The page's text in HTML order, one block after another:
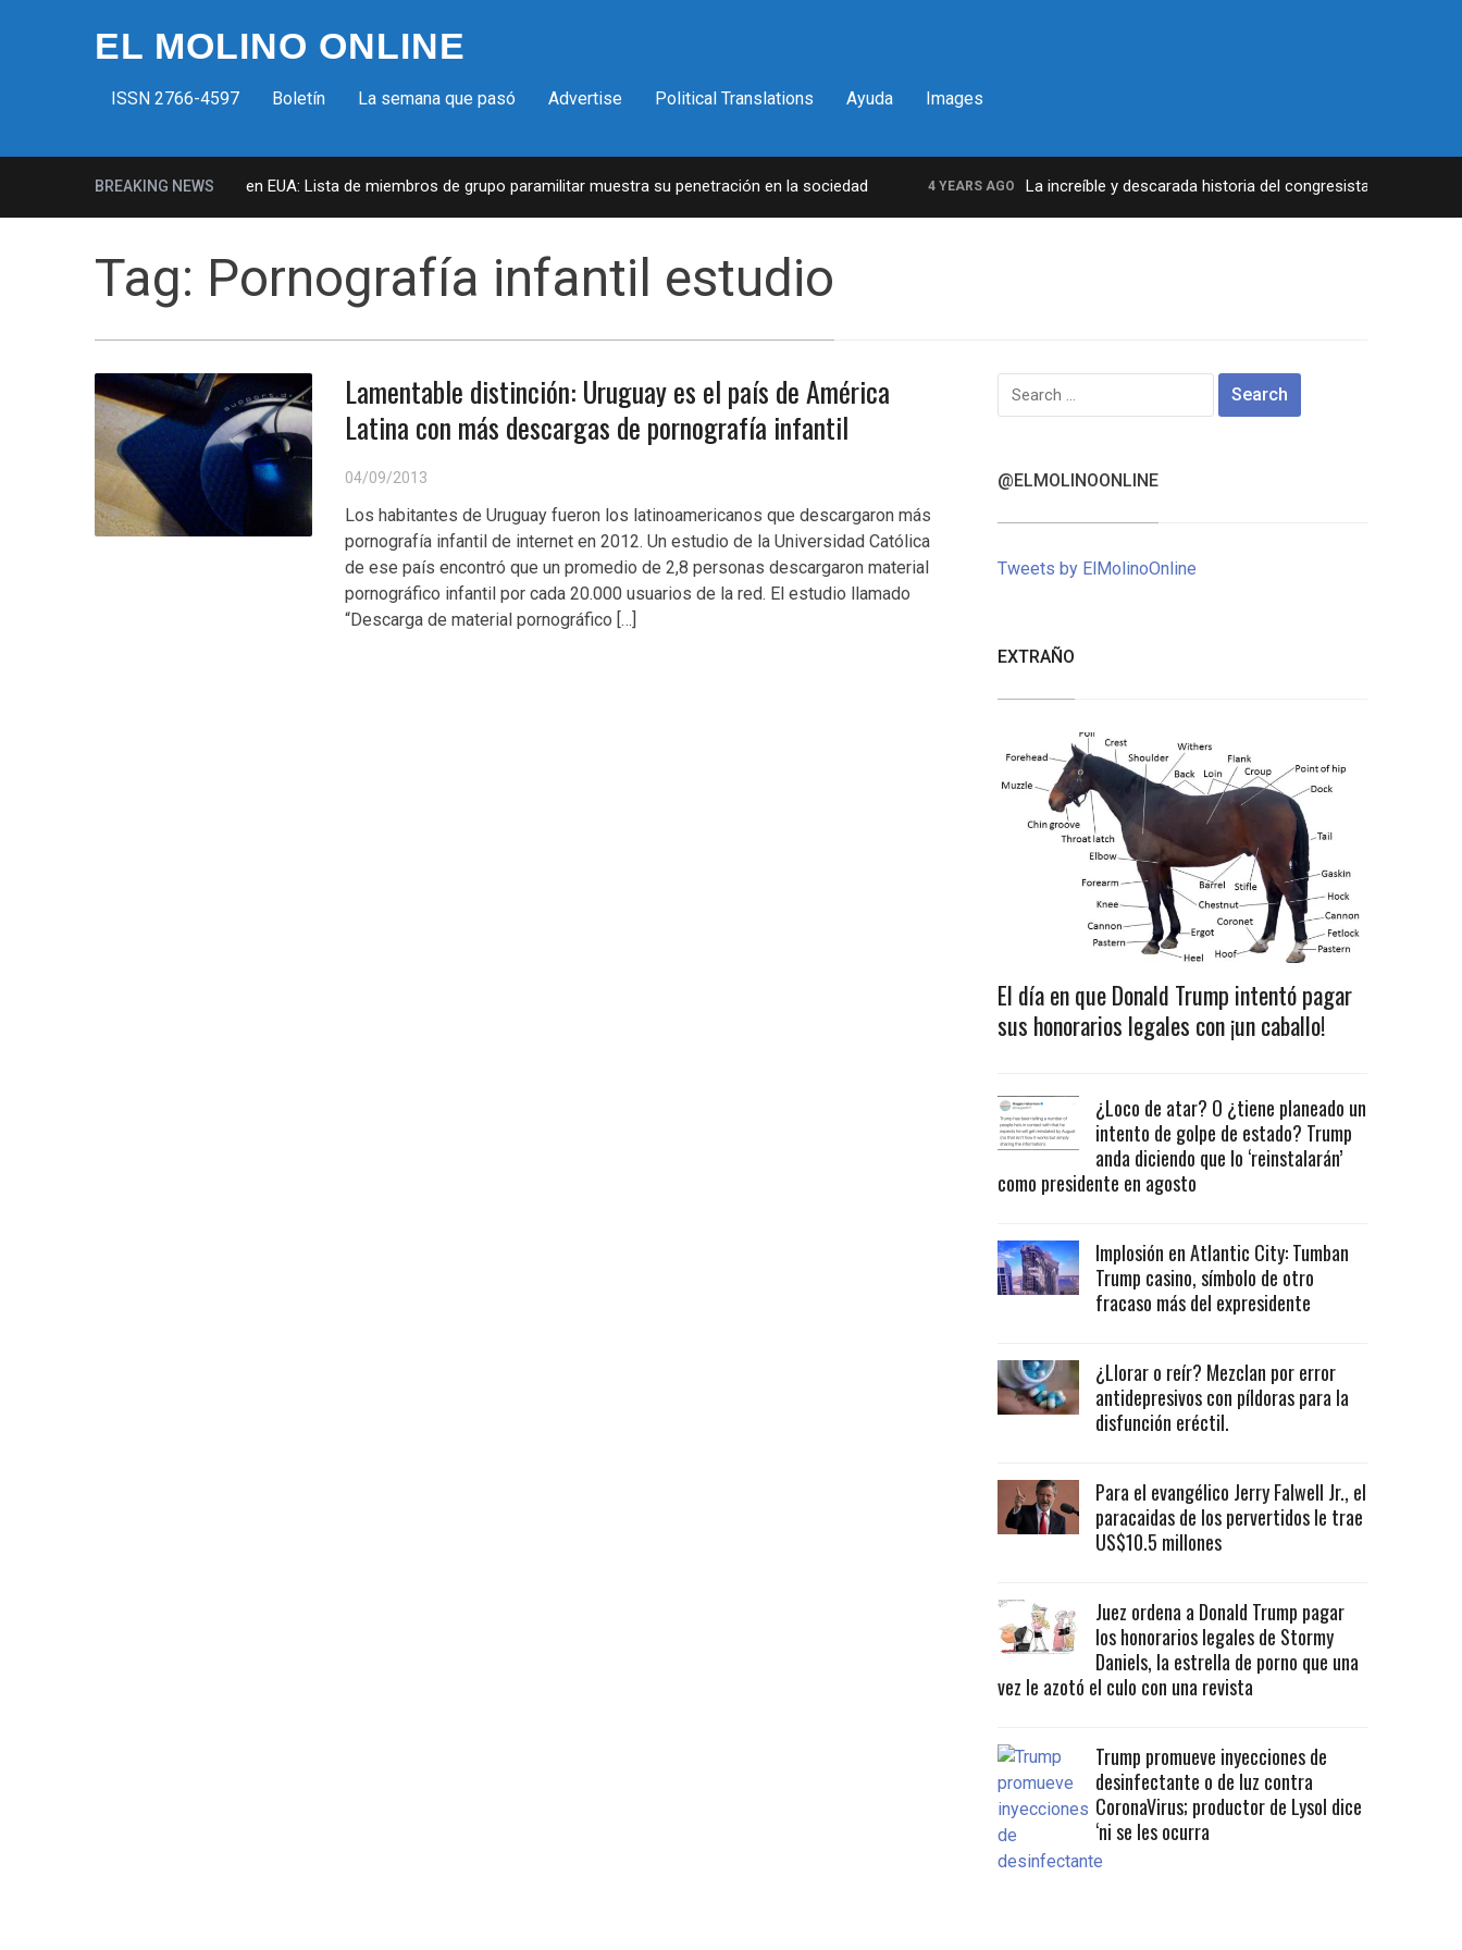
EL MOLINO ONLINE
ISSN 2766-4597 Boletín La semana que pasó Advertise Political Translations Ayuda Images
BREAKING NEWS
Milicias fascistas en EUA: Lista de miembros de grupo paramilitar muestra su penetración en la sociedad 4 YEARS AGO La increíble y descarada historia del congresista por NY George
Tag: Pornografía infantil estudio
Lamentable distinción: Uruguay es el país de América
Latina con más descargas de pornografía infantil
04/09/2013
Los habitantes de Uruguay fueron los latinoamericanos que descargaron más
pornografía infantil de internet en 2012. Un estudio de la Universidad Católica
de ese país encontró que un promedio de 2,8 personas descargaron material
pornográfico infantil por cada 20.000 usuarios de la red. El estudio llamado
“Descarga de material pornográfico […]
Search
for:
@ELMOLINOONLINE
Tweets by ElMolinoOnline
EXTRAÑO
El día en que Donald Trump intentó pagar
sus honorarios legales con ¡un caballo!
¿Loco de atar? O ¿tiene planeado un
intento de golpe de estado? Trump
anda diciendo que lo ‘reinstalarán’
como presidente en agosto
Implosión en Atlantic City: Tumban
Trump casino, símbolo de otro
fracaso más del expresidente
¿Llorar o reír? Mezclan por error
antidepresivos con píldoras para la
disfunción eréctil.
Para el evangélico Jerry Falwell Jr., el
paracaidas de los pervertidos le trae
US$10.5 millones
Juez ordena a Donald Trump pagar
los honorarios legales de Stormy
Daniels, la estrella de porno que una
vez le azotó el culo con una revista
Trump promueve inyecciones de
desinfectante o de luz contra
CoronaVirus; productor de Lysol dice
‘ni se les ocurra